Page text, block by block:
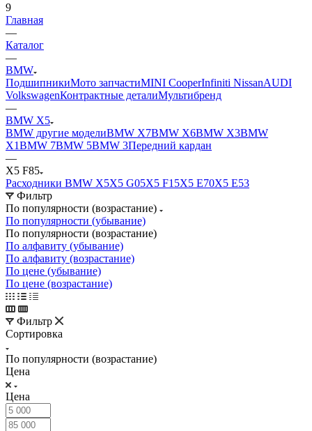
9
Главная
—
Каталог
—
BMW
ПодшипникиМото запчастиMINI CooperInfiniti NissanAUDI
VolkswagenКонтрактные деталиМультибренд
—
BMW X5
BMW другие моделиBMW X7BMW X6BMW X3BMW
X1BMW 7BMW 5BMW 3Передний кардан
—
X5 F85
Расходники BMW X5X5 G05X5 F15X5 E70X5 E53
Фильтр
По популярности (возрастание)
По популярности (убывание)
По популярности (возрастание)
По алфавиту (убывание)
По алфавиту (возрастание)
По цене (убывание)
По цене (возрастание)
Фильтр
Сортировка
По популярности (возрастание)
Цена
Цена